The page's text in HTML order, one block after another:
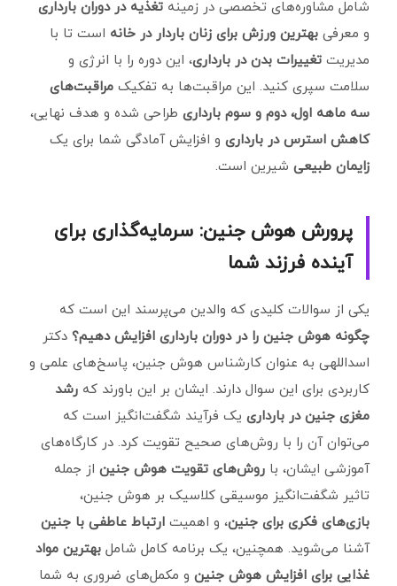
شامل مشاوره‌های تخصصی در زمینهتغذیه در دوران بارداری
و معرفیبهترین ورزش برای زنان باردار در خانه است تا با
مدیریتتغییرات بدن در بارداری، این دوره را با انرژی و
سلامت سپری کنید. این مراقبت‌ها به تفکیکمراقبت‌های
سه ماهه اول، دوم و سوم بارداری طراحی شده و هدف نهایی،
کاهش استرس در بارداری و افزایش آمادگی شما برای یک
زایمان طبیعی شیرین است.
پرورش هوش جنین: سرمایه‌گذاری برای
آینده فرزند شما
یکی از سوالات کلیدی که والدین می‌پرسند این است که
چگونه هوش جنین را در دوران بارداری افزایش دهیم؟ دکتر
اسداللهی به عنوان کارشناس هوش جنین، پاسخ‌های علمی و
کاربردی برای این سوال دارند. ایشان بر این باورند کهرشد
مغزی جنین در بارداری یک فرآیند شگفت‌انگیز است که
می‌توان آن را با روش‌های صحیح تقویت کرد. در کارگاه‌های
آموزشی ایشان، باروش‌های تقویت هوش جنین از جمله
تاثیر شگفت‌انگیز موسیقی کلاسیک بر هوش جنین،
بازی‌های فکری برای جنین، و اهمیتارتباط عاطفی با جنین
آشنا می‌شوید. همچنین، یک برنامه کامل شاملبهترین مواد
غذایی برای افزایش هوش جنین و مکمل‌های ضروری به شما